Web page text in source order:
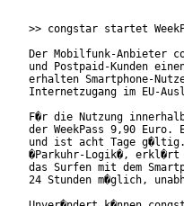
>> congstar startet
Der Mobilfunk-Anbieter
und Postpaid-Kunden
erhalten Smartphone-
Internetzugang im EU-
F�r die Nutzung
der WeekPass 9,90 Euro.
und ist acht Tage g�ltig.
�Parkuhr-Logik�, erkl�rt
das Surfen mit dem
24 Stunden m�glich,